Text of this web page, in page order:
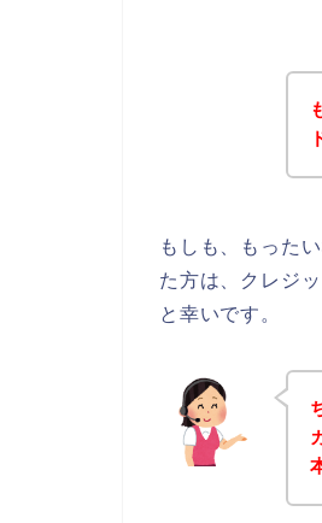
もしも、もった
た方は、クレジ
と幸いです。